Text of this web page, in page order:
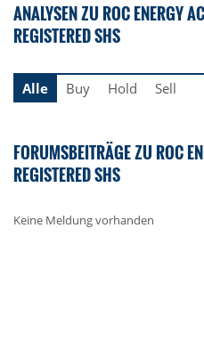
ANALYSEN ZU ROC ENERGY
REGISTERED SHS
Alle
Buy Hold Sell
FORUMSBEITRÄGE ZU ROC
REGISTERED SHS
Keine Meldung vorhanden